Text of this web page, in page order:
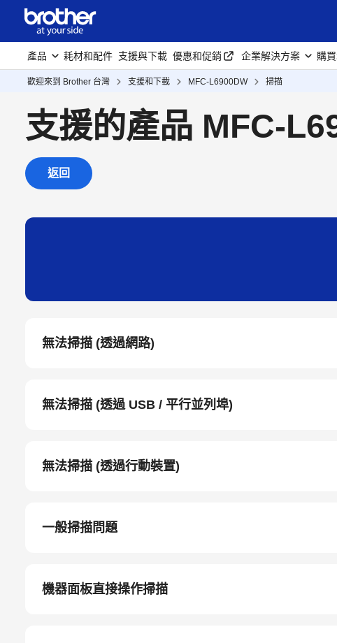
產品 耗材和配件 支援與下載 優惠和促銷 企業解決方案 購
歡迎來到 Brother 台灣 支援和下載 MFC-L6900DW 掃描
支援的產品 MFC-
返回
無法掃描 (透過網路)
無法掃描 (透過 USB / 平行並列埠)
無法掃描 (透過行動裝置)
一般掃描問題
機器面板直接操作掃描